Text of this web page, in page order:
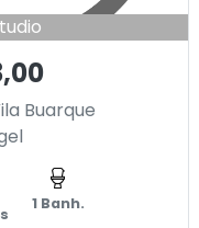
Buarque
1 Banh.